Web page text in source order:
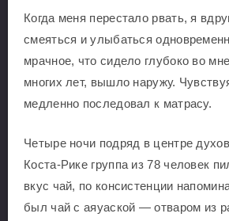
Когда меня перестало рвать, я
смеяться и улыбаться
мрачное, что сидело глубоко во
многих лет, вышло наружу.
медленно последовал к матрасу.
Четыре ночи подряд в центре
Коста-Рике группа из 78 человек
вкус чай, по консистенции
был чай с аяуаской — отваром из